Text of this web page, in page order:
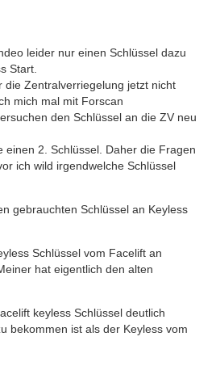
leider nur einen Schlüssel dazu
Start.
die Zentralverriegelung jetzt nicht
mich mal mit Forscan
den Schlüssel an die ZV neu
einen 2. Schlüssel. Daher die Fragen
ich wild irgendwelche Schlüssel
gebrauchten Schlüssel an Keyless
Schlüssel vom Facelift an
hat eigentlich den alten
keyless Schlüssel deutlich
bekommen ist als der Keyless vom